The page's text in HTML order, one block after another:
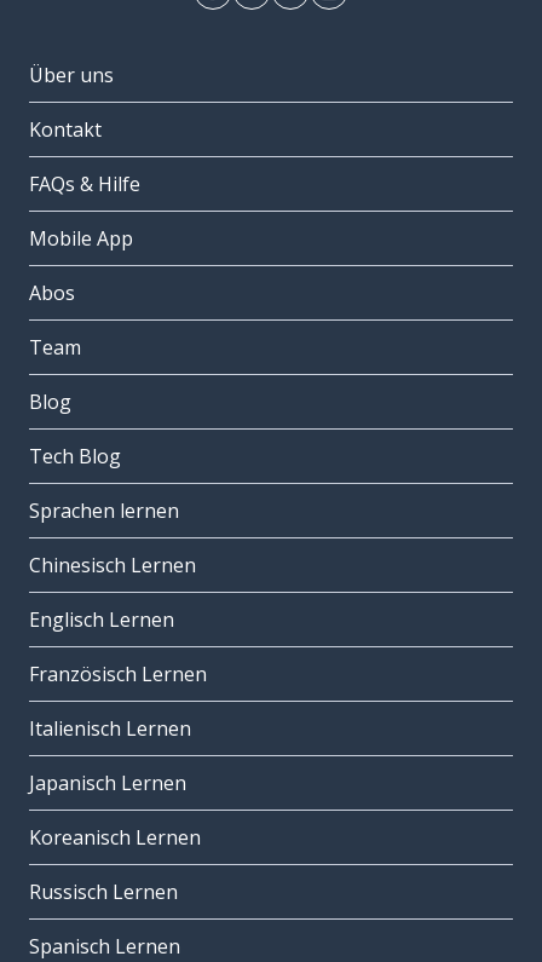
Über uns
Kontakt
FAQs & Hilfe
Mobile App
Abos
Team
Blog
Tech Blog
Sprachen lernen
Chinesisch Lernen
Englisch Lernen
Französisch Lernen
Italienisch Lernen
Japanisch Lernen
Koreanisch Lernen
Russisch Lernen
Spanisch Lernen